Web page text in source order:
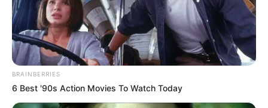
Petro, en donde se busca el beneficio para los usuarios.
BRAINBERRIES
6 Best '90s Action Movies To Watch Today